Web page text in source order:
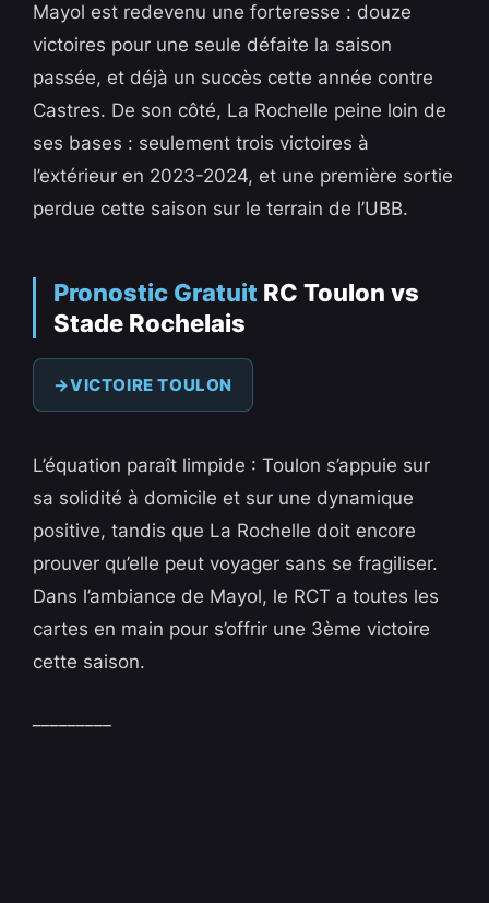
Mayol est redevenu une forteresse : douze
victoires pour une seule défaite la saison
passée, et déjà un succès cette année contre
Castres. De son côté, La Rochelle peine loin de
ses bases : seulement trois victoires à
l’extérieur en 2023-2024, et une première sortie
perdue cette saison sur le terrain de l’UBB.
Pronostic Gratuit RC Toulon vs
Stade Rochelais
VICTOIRE TOULON
L’équation paraît limpide : Toulon s’appuie sur
sa solidité à domicile et sur une dynamique
positive, tandis que La Rochelle doit encore
prouver qu’elle peut voyager sans se fragiliser.
Dans l’ambiance de Mayol, le RCT a toutes les
cartes en main pour s’offrir une 3ème victoire
cette saison.